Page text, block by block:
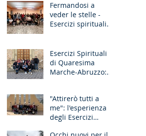
Fermandosi a
veder le stelle -
Esercizi spirituali
Esercizi Spirituali
di Quaresima
Marche-Abruzzo:
"Attirerò tutti a
me": l'esperienza
degli Esercizi